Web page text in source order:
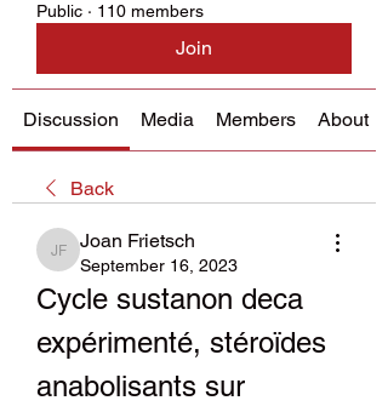
Public · 110 members
Join
Discussion Media Members About
Back
Joan Frietsch
Joan Frietsch
September 16, 2023
Cycle sustanon deca
expérimenté, stéroïdes
anabolisants sur